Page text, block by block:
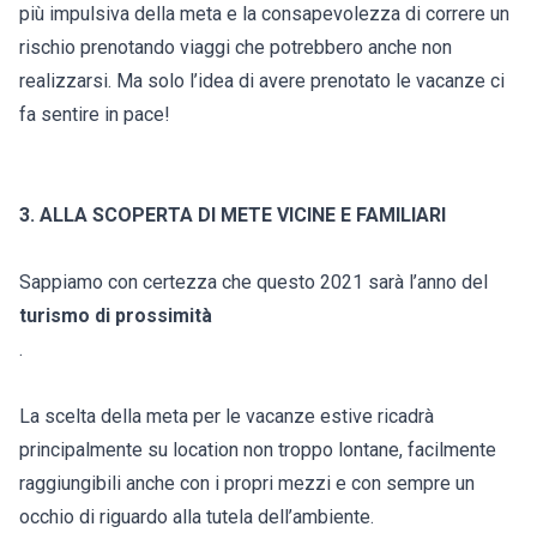
più impulsiva della meta e la consapevolezza di correre un
rischio prenotando viaggi che potrebbero anche non
realizzarsi. Ma solo l’idea di avere prenotato le vacanze ci
fa sentire in pace!
3. ALLA SCOPERTA DI METE VICINE E FAMILIARI
Sappiamo con certezza che questo 2021 sarà l’anno del
turismo di prossimità
.
La scelta della meta per le vacanze estive ricadrà
principalmente su location non troppo lontane, facilmente
raggiungibili anche con i propri mezzi e con sempre un
occhio di riguardo alla tutela dell’ambiente.